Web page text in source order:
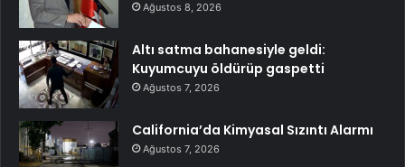
Ağustos 8, 2026
Altı satma bahanesiyle geldi:
Kuyumcuyu öldürüp gaspetti
Ağustos 7, 2026
California’da Kimyasal Sızıntı Alarmı
Ağustos 7, 2026